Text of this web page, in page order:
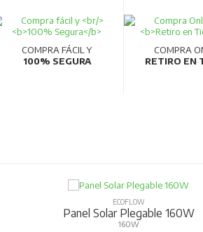
COMPRA FÁCIL Y
100% SEGURA
COMPRA
RETIRO EN
Plegable 160W
Estación